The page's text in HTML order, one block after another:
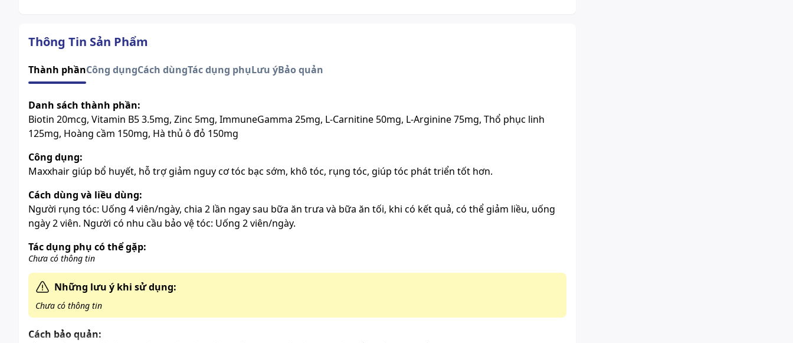
Thông Tin Sản Phẩm
Thành phầnCông dụngCách dùngTác dụng phụLưu ýBảo quản
Danh sách thành phần:
Biotin 20mcg, Vitamin B5 3.5mg, Zinc 5mg, ImmuneGamma 25mg, L-Carnitine 50mg, L-Arginine 75mg, Thổ phục linh
125mg, Hoàng cầm 150mg, Hà thủ ô đỏ 150mg
Công dụng:
Maxxhair giúp bổ huyết, hỗ trợ giảm nguy cơ tóc bạc sớm, khô tóc, rụng tóc, giúp tóc phát triển tốt hơn.
Cách dùng và liều dùng:
Người rụng tóc: Uống 4 viên/ngày, chia 2 lần ngay sau bữa ăn trưa và bữa ăn tối, khi có kết quả, có thể giảm liều, uống
ngày 2 viên. Người có nhu cầu bảo vệ tóc: Uống 2 viên/ngày.
Tác dụng phụ có thể gặp:
Chưa có thông tin
Những lưu ý khi sử dụng:
Chưa có thông tin
Cách bảo quản: